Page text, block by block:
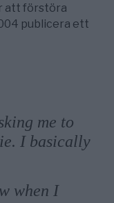
att förstöra
publicera ett
I basically
when I